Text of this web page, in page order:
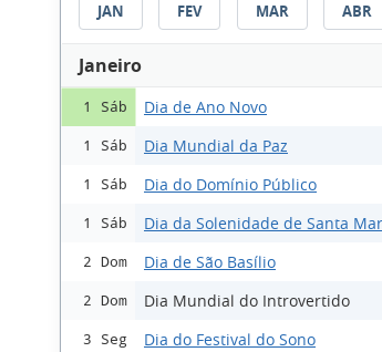
JAN FEV MAR ABR
Janeiro
1 Sáb Dia de Ano Novo
1 Sáb Dia Mundial da Paz
1 Sáb Dia do Domínio Público
1 Sáb Dia da Solenidade de Santa
2 Dom Dia de São Basílio
2 Dom Dia Mundial do Introvertido
3 Seg Dia do Festival do Sono